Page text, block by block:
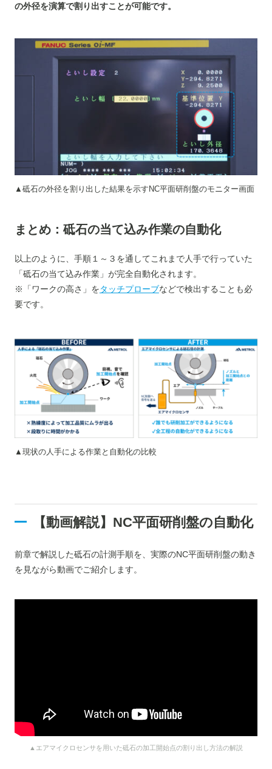
の外径を演算で割り出すことが可能です。
▲砥石の外径を割り出した結果を示すNC平面研削盤のモニター画面
まとめ：砥石の当て込み作業の自動化
以上のように、手順１～３を通してこれまで人手で行っていた
「砥石の当て込み作業」が完全自動化されます。
※「ワークの高さ」をタッチプローブなどで検出することも必
要です。
▲現状の人手による作業と自動化の比較
【動画解説】NC平面研削盤の自動化
前章で解説した砥石の計測手順を、実際のNC平面研削盤の動き
を見ながら動画でご紹介します。
▲エアマイクロセンサを用いた砥石の加工開始点の割り出し方法の解説